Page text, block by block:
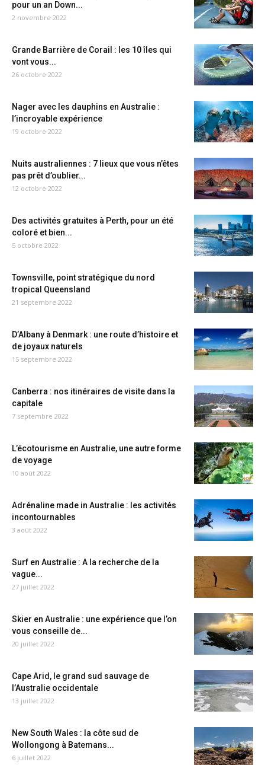
pour un an Down...
2 novembre 2022
Grande Barrière de Corail : les 10 îles qui
vont vous...
26 octobre 2022
Nager avec les dauphins en Australie :
l’incroyable expérience
19 octobre 2022
Nuits australiennes : 7 lieux que vous n’êtes
pas prêt d’oublier...
12 octobre 2022
Des activités gratuites à Perth, pour un été
coloré et bien...
5 octobre 2022
Townsville, point stratégique du nord
tropical Queensland
21 septembre 2022
D’Albany à Denmark : une route d’histoire et
de joyaux naturels
15 septembre 2022
Canberra : nos itinéraires de visite dans la
capitale
7 septembre 2022
L’écotourisme en Australie, une autre forme
de voyage
10 août 2022
Adrénaline made in Australie : les activités
incontournables
3 août 2022
Surf en Australie : A la recherche de la
vague...
27 juillet 2022
Skier en Australie : une expérience que l’on
vous conseille de...
20 juillet 2022
Cape Arid, le grand sud sauvage de
l’Australie occidentale
13 juillet 2022
New South Wales : la côte sud de
Wollongong à Batemans...
6 juillet 2022